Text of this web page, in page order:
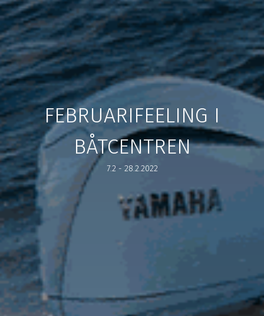
FEBRUARIFEELING I
BÅTCENTREN
7.2 - 28.2.2022